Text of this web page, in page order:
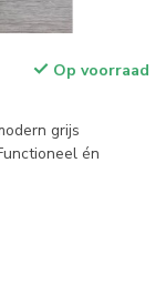
Op voorraad
grijs
én